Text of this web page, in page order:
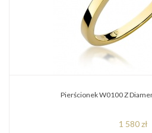
Pierścionek W0100 Z
1 580 zł